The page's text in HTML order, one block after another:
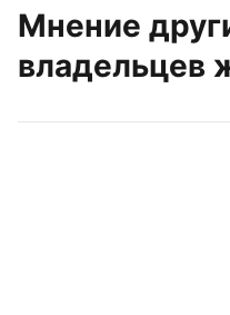
Мнение
владельцев
Присоединиться к